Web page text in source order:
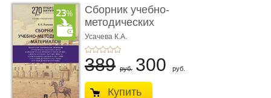
Сборник учебно-
методических
материалов по кур ...
Усачева К.А.
389 руб. 300 руб.
Купить